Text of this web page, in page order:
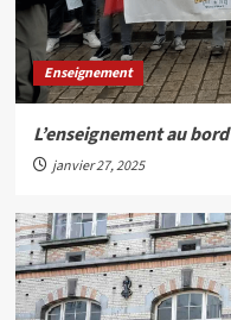
Enseignement
L’enseignement au
janvier 27, 2025